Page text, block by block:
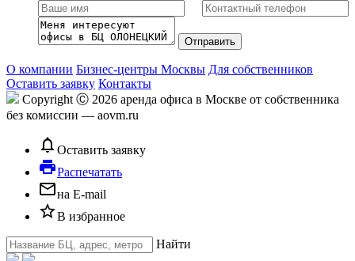
О компании Бизнес-центры Москвы Для собственников
Оставить заявку Контакты
Copyright Ⓒ 2026 аренда офиса в Москве от собственника
без комиссии — aovm.ru
notifications_none Оставить заявку
local_printshopРаспечатать
mail_outlineна E-mail
star_borderВ избранное
Найти